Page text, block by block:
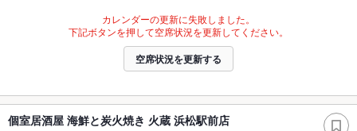
カレンダーの更新に失敗しました。
下記ボタンを押して空席状況を更新してください。
空席状況を更新する
個室居酒屋 海鮮と炭火焼き 火蔵 浜松駅前店